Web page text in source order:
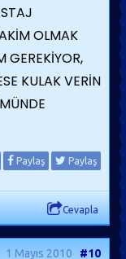
OLMAK
GEREKİYOR,
KULAK VERİN
Paylaş Paylaş
Cevapla
1 Mayıs 2010 #10